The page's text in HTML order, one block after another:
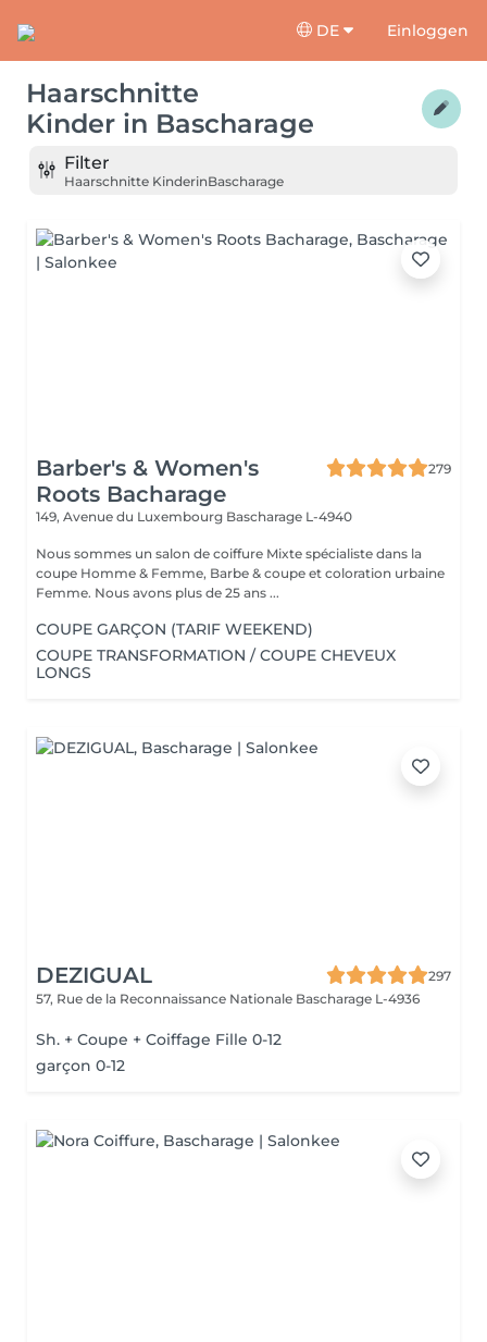
DE Einloggen
Haarschnitte
Kinder in Bascharage
Filter
Haarschnitte KinderinBascharage
Barber's & Women's
Roots Bacharage
279
149, Avenue du Luxembourg Bascharage L-4940
Nous sommes un salon de coiffure Mixte spécialiste dans la
coupe Homme & Femme, Barbe & coupe et coloration urbaine
Femme. Nous avons plus de 25 ans ...
COUPE GARÇON (TARIF WEEKEND)
COUPE TRANSFORMATION / COUPE CHEVEUX
LONGS
DEZIGUAL
297
57, Rue de la Reconnaissance Nationale Bascharage L-4936
Sh. + Coupe + Coiffage Fille 0-12
garçon 0-12